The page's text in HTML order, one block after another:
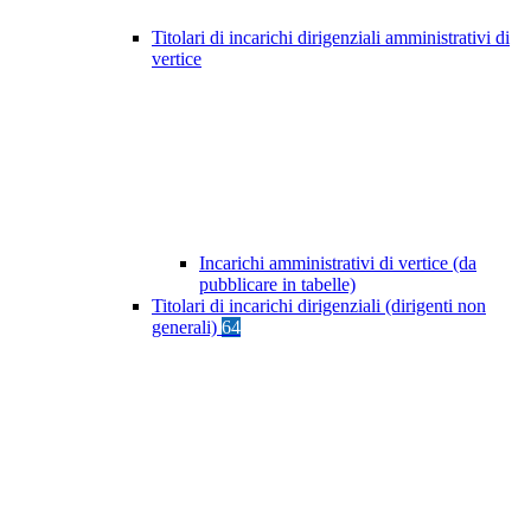
Titolari di incarichi dirigenziali amministrativi di
vertice
Incarichi amministrativi di vertice (da
pubblicare in tabelle)
Titolari di incarichi dirigenziali (dirigenti non
generali) 64